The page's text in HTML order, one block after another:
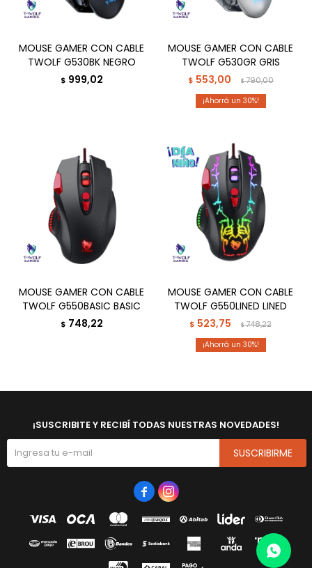
MOUSE GAMER CON CABLE
TWOLF G530BK NEGRO
$ 999,02
MOUSE GAMER CON CABLE
TWOLF G530GR GRIS
$ 553,00 $790,00
30
MOUSE GAMER CON CABLE
TWOLF G550BASIC BASIC
$ 748,22
MOUSE GAMER CON CABLE
TWOLF G550LINED LINED
$ 523,75 $748,22
30
¡SUSCRIBITE Y RECIBÍ TODAS NUESTRAS NOVEDADES!
SUSCRIBIRME
 